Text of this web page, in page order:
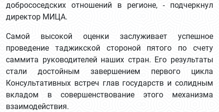
добрососедских отношений в регионе, - подчеркнул
директор МИЦА.
Самой высокой оценки заслуживает успешное
проведение таджикской стороной пятого по счету
саммита руководителей наших стран. Его результаты
стали достойным завершением первого цикла
Консультативных встреч глав государств и солидным
вкладом в совершенствование этого механизма
взаимодействия.